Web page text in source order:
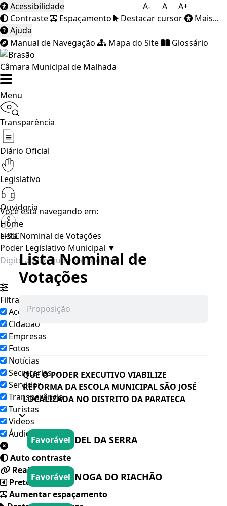
A- A A+
Acessibilidade
Contraste
Espaçamento Destacar cursor
Mais...
Ajuda
Manual de Navegação
Mapa do Site Glossário
Câmara Municipal de Malhada
Menu
Transparência
Diário Oficial
Legislativo
Ouvidoria
e-SIC
Poder Legislativo Municipal ▼
Filtrar por todos
Acesso à Informação
Cidadão
Empresas
Fotos
Notícias
Secretarias
Servidor
Transparência
Turistas
Videos
Áudios
Auto contraste
Realçar links
Preto e branco
Aumentar espaçamento
Você está navegando em:
Home
Lista Nominal de Votações
Lista Nominal de
Votações
QUE O PODER EXECUTIVO VIABILIZE
REFORMA DA ESCOLA MUNICIPAL SÃO JOSÉ
LOCALIZADA NO DISTRITO DA PARATECA
Favorável DEL DA SERRA
Favorável NOGA DO RIACHÃO